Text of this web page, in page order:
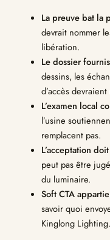
La preuve bat la
devrait nommer
libération.
Le dossier
dessins, les
d’accès
L’examen local
l’usine
remplacent pas.
L’acceptation
peut pas être
du luminaire.
Soft CTA
savoir quoi
Kinglong Lighting.